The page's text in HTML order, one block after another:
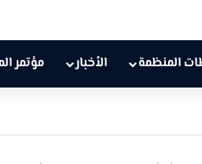
المنظمة الأخبار مؤتمر